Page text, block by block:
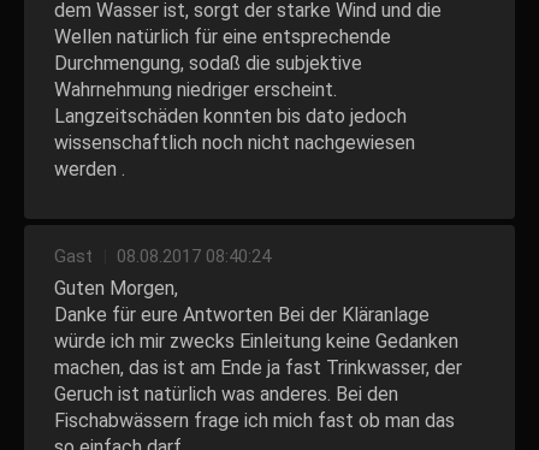
dem Wasser ist, sorgt der starke Wind und die
Wellen natürlich für eine entsprechende
Durchmengung, sodaß die subjektive
Wahrnehmung niedriger erscheint.
Langzeitschäden konnten bis dato jedoch
wissenschaftlich noch nicht nachgewiesen
werden .
Gast 08.08.2017 08:40:24
Guten Morgen,
Danke für eure Antworten Bei der Kläranlage
würde ich mir zwecks Einleitung keine Gedanken
machen, das ist am Ende ja fast Trinkwasser, der
Geruch ist natürlich was anderes. Bei den
Fischabwässern frage ich mich fast ob man das